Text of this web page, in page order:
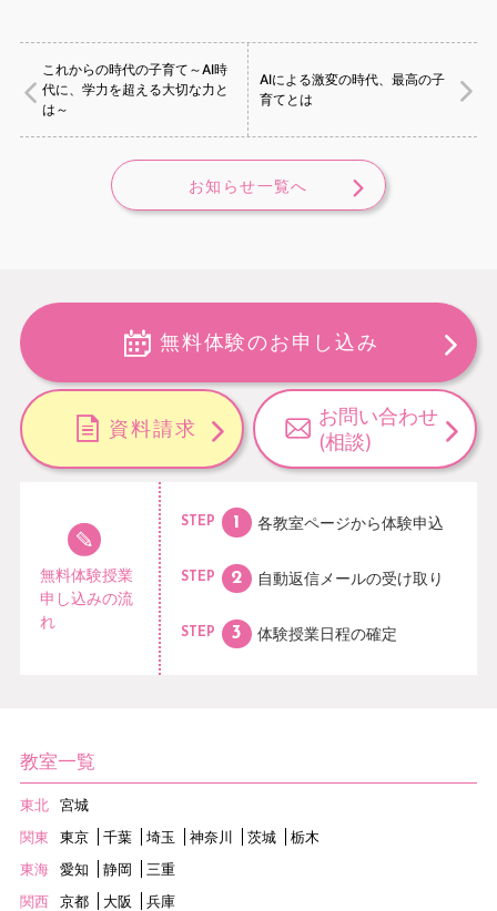
これからの時代の子育て～AI時
代に、学力を超える大切な力と
は～
AIによる激変の時代、最高の子
育てとは
お知らせ一覧へ
無料体験のお申し込み
資料請求
お問い合わせ
(相談)
無料体験授業
申し込みの流
れ
STEP 各教室ページから体験申込
STEP 自動返信メールの受け取り
STEP 体験授業日程の確定
教室一覧
東北
宮城
関東
東京 千葉 埼玉 神奈川 茨城
栃木
東海
愛知 静岡
三重
関西
京都 大阪
兵庫